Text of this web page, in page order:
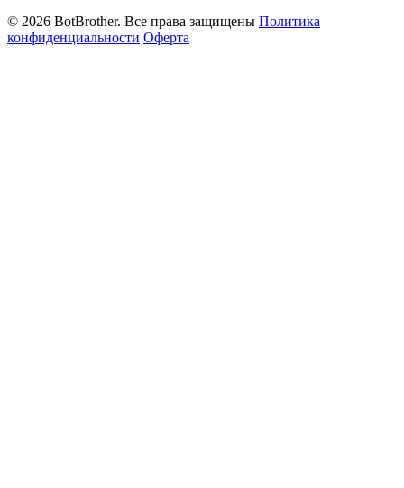
© 2026 BotBrother. Все права защищены Политика
конфиденциальности Оферта